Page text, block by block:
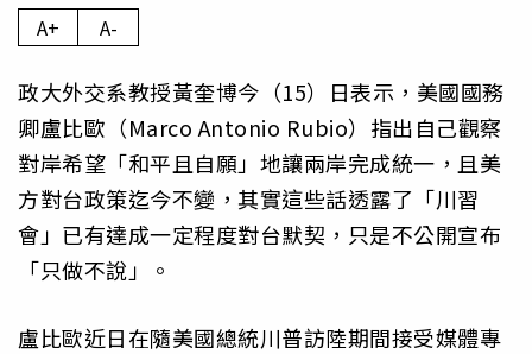
A+ A-
政大外交系教授黃奎博今（15）日表示，美國國務
卿盧比歐（Marco Antonio Rubio）指出自己觀察
對岸希望「和平且自願」地讓兩岸完成統一，且美
方對台政策迄今不變，其實這些話透露了「川習
會」已有達成一定程度對台默契，只是不公開宣布
「只做不說」。
盧比歐近日在隨美國總統川普訪陸期間接受媒體專